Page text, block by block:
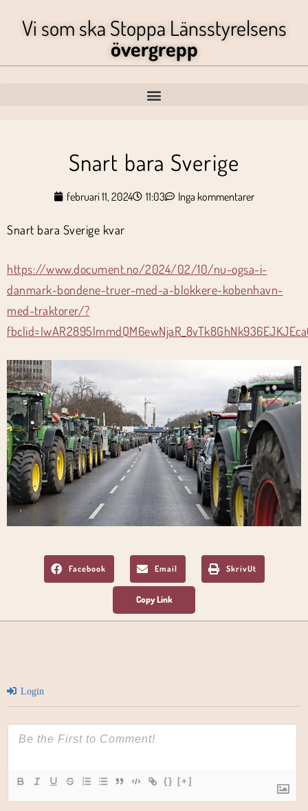
Vi som ska Stoppa Länsstyrelsens
övergrepp
Snart bara Sverige
februari 11, 2024 11:03 Inga kommentarer
Snart bara Sverige kvar
https://www.document.no/2024/02/10/nu-ogsa-i-
danmark-bondene-truer-med-a-blokkere-kobenhavn-
med-traktorer/?
Facebook Email SkrivUt
Login
{} [+]